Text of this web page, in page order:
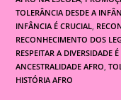
TOLERÂNCIA DESDE A
INFÂNCIA É CRUCIAL,
RECONHECIMENTO DOS
RESPEITAR A DIVERSIDADE
ANCESTRALIDADE AFRO,
HISTÓRIA AFRO